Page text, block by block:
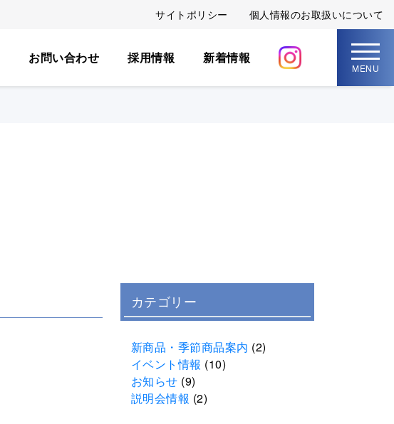
サイトポリシー 個人情報のお取扱いについて
お問い合わせ 採用情報 新着情報
MENU
カテゴリー
新商品・季節商品案内 (2)
イベント情報 (10)
お知らせ (9)
説明会情報 (2)